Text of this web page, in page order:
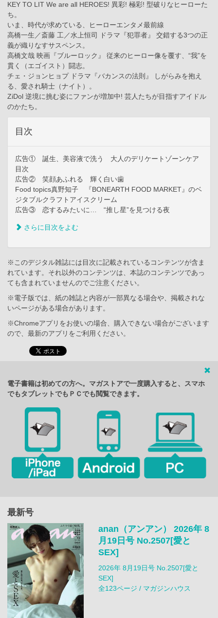
KEY TO LIT We are all HEROES! 異彩! 極彩! 型破りなヒーローた
ち。
いま、時代が求めている、ヒーローエンタメ最前線
高橋一生／斎藤 工／水上恒司 ドラマ『犯罪者』 交錯する3つの正
義が織りなすサスペンス。
高橋文哉 映画『ブルーロック』 従来のヒーロー像を覆す、“我”を
貫く（エゴイスト）闘志。
チェ・ジョンヒョプ ドラマ『バカンスの法則』 しがらみを抱え
る、愛され騎士（ナイト）。
ZiDol 逆境に挑む姿にファンが増加中! 芸人たちが目指すアイドル
のかたち。
目次
広告① 誕生、美容液で洗う 大人のデリケートゾーンケア
目次
広告② 笑顔あふれる 輝く白い歯
Food topics真野知子 『BONEARTH FOOD MARKET』のベ
ジタブルクラフトアイスクリーム
広告③ 恋するみたいに… “推し星”を見つける夜
さらに目次をよむ
※このデジタル雑誌には目次に記載されているコンテンツが含ま
れています。それ以外のコンテンツは、本誌のコンテンツであっ
ても含まれていませんのでご注意ください。
※電子版では、紙の雑誌と内容が一部異なる場合や、掲載されな
いページがある場合があります。
※Chromeアプリをお使いの場合、購入できない場合がございます
ので、最新のアプリをご利用ください。
電子書籍は初めての方へ。マガストアで一度購入すると、スマホ
でもタブレットでもＰＣでも閲覧できます。
最新号
anan（アンアン） 2026年 8
月19日号 No.2507[愛と
SEX]
2026年 8月19日号 No.2507[愛と
SEX]
全123ページ / マガジンハウス